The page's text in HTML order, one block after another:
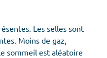
Les selles sont
Moins de gaz,
sommeil est aléatoire